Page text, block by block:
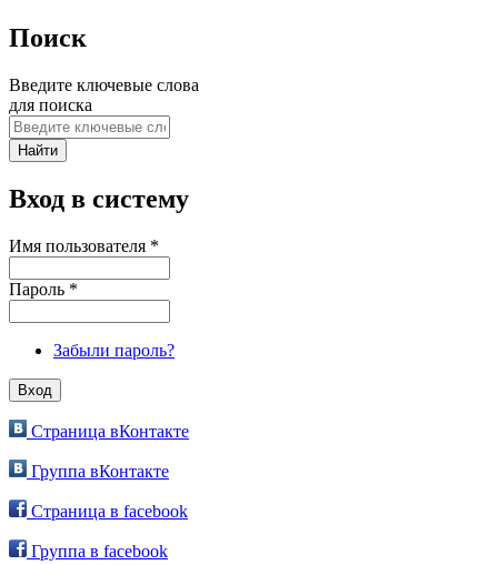
Поиск
Введите ключевые слова
для поиска
Вход в систему
Имя пользователя *
Пароль *
Забыли пароль?
Страница вКонтакте
Группа вКонтакте
Страница в facebook
Группа в facebook